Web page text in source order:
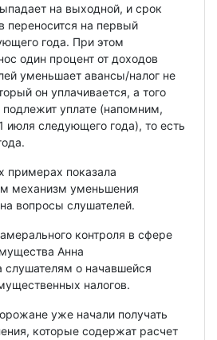
на выходной, и срок
переносится на первый
года. При этом
один процент от доходов
уменьшает авансы/налог не
он уплачивается, а того
уплате (напомним,
июля следующего года), то есть
примерах показала
механизм уменьшения
вопросы слушателей.
контроля в сфере
Анна
слушателям о начавшейся
налогов.
уже начали получать
которые содержат расчет